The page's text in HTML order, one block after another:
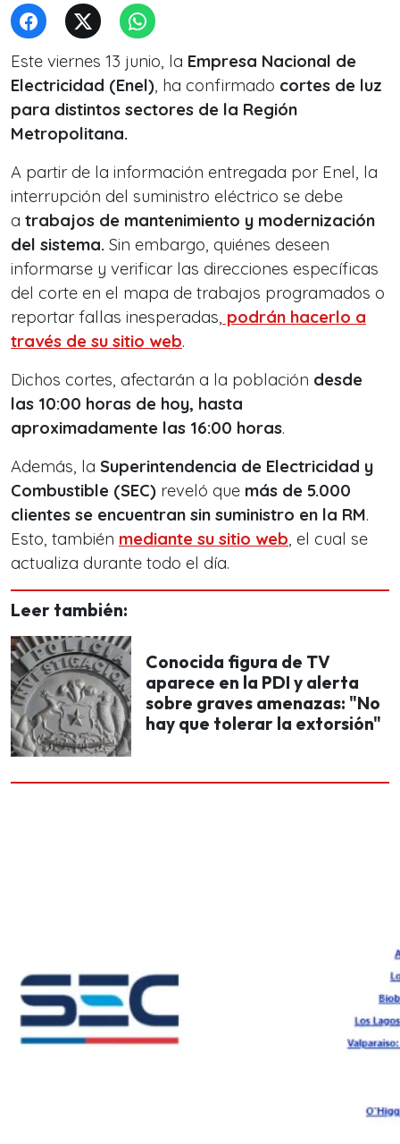
Este viernes 13 junio, la Empresa Nacional de
Electricidad (Enel), ha confirmado cortes de luz
para distintos sectores de la Región
Metropolitana.
A partir de la información entregada por Enel, la
interrupción del suministro eléctrico se debe
a trabajos de mantenimiento y modernización
del sistema. Sin embargo, quiénes deseen
informarse y verificar las direcciones específicas
del corte en el mapa de trabajos programados o
reportar fallas inesperadas, podrán hacerlo a
través de su sitio web.
Dichos cortes, afectarán a la población desde
las 10:00 horas de hoy, hasta
aproximadamente las 16:00 horas.
Además, la Superintendencia de Electricidad y
Combustible (SEC) reveló que más de 5.000
clientes se encuentran sin suministro en la RM.
Esto, también mediante su sitio web, el cual se
actualiza durante todo el día.
Leer también:
Conocida figura de TV
aparece en la PDI y alerta
sobre graves amenazas: "No
hay que tolerar la extorsión"